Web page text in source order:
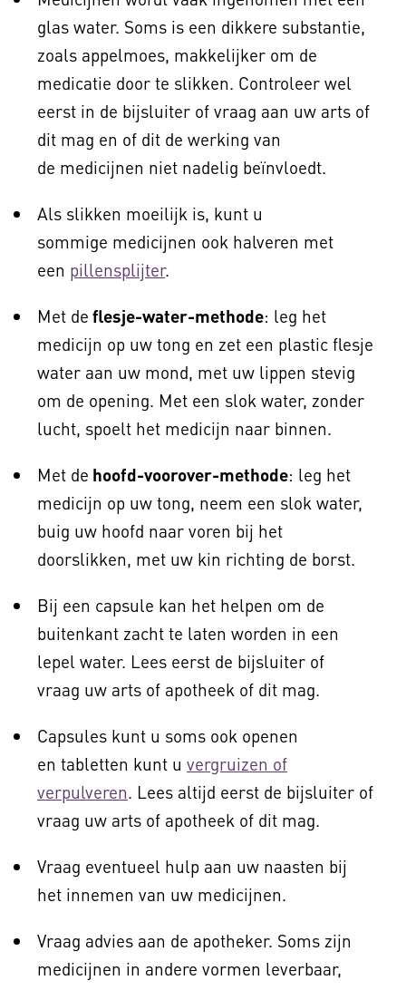
glas water. Soms is een dikkere substantie,
zoals appelmoes, makkelijker om de
medicatie door te slikken. Controleer wel
eerst in de bijsluiter of vraag aan uw arts of
dit mag en of dit de werking van
de medicijnen niet nadelig beïnvloedt.
Als slikken moeilijk is, kunt u
sommige medicijnen ook halveren met
een pillensplijter.
Met de flesje-water-methode: leg het
medicijn op uw tong en zet een plastic flesje
water aan uw mond, met uw lippen stevig
om de opening. Met een slok water, zonder
lucht, spoelt het medicijn naar binnen.
Met de hoofd-voorover-methode: leg het
medicijn op uw tong, neem een slok water,
buig uw hoofd naar voren bij het
doorslikken, met uw kin richting de borst.
Bij een capsule kan het helpen om de
buitenkant zacht te laten worden in een
lepel water. Lees eerst de bijsluiter of
vraag uw arts of apotheek of dit mag.
Capsules kunt u soms ook openen
en tabletten kunt u vergruizen of
verpulveren. Lees altijd eerst de bijsluiter of
vraag uw arts of apotheek of dit mag.
Vraag eventueel hulp aan uw naasten bij
het innemen van uw medicijnen.
Vraag advies aan de apotheker. Soms zijn
medicijnen in andere vormen leverbaar,